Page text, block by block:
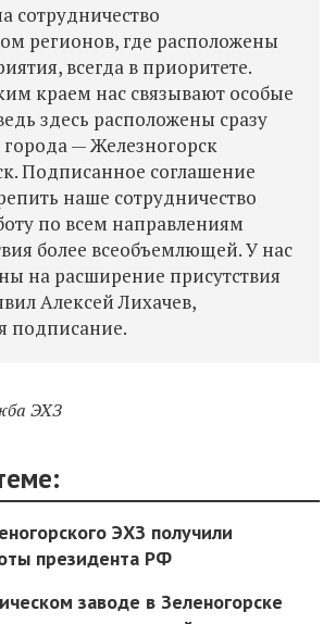
сотрудничество
регионов, где расположены
всегда в приоритете.
краем нас связывают особые
здесь расположены сразу
— Железногорск
Подписанное соглашение
наше сотрудничество
по всем направлениям
более всеобъемлющей. У нас
на расширение присутствия
Алексей Лихачев,
подписание.
ЭХЗ
ЭХЗ получили
президента РФ
заводе в Зеленогорске